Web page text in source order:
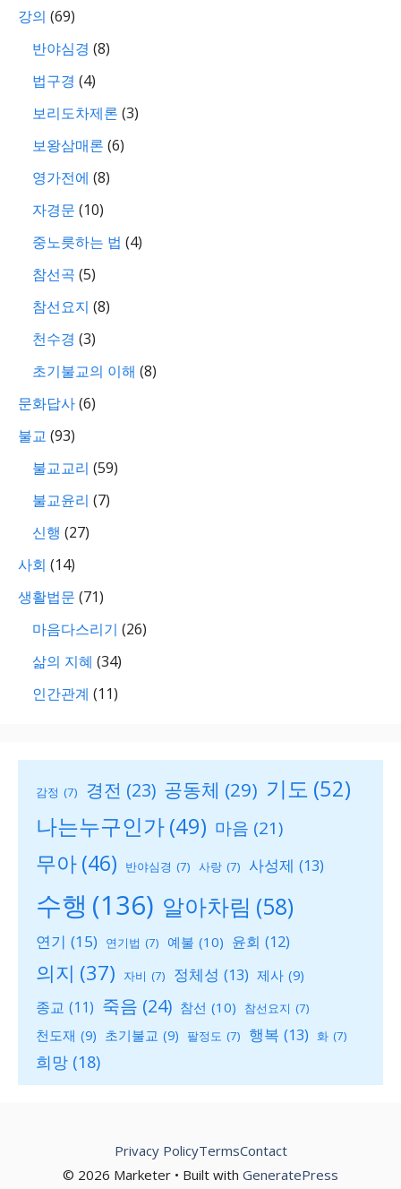
강의 (69)
반야심경 (8)
법구경 (4)
보리도차제론 (3)
보왕삼매론 (6)
영가전에 (8)
자경문 (10)
중노릇하는 법 (4)
참선곡 (5)
참선요지 (8)
천수경 (3)
초기불교의 이해 (8)
문화답사(6)
불교 (93)
불교교리 (59)
불교윤리 (7)
신행 (27)
사회 (14)
생활법문 (71)
마음다스리기 (26)
삶의 지혜 (34)
인간관계 (11)
감정 (7) 경전 (23) 공동체 (29) 기도 (52)
나는누구인가(49) 마음 (21)
무아(46) 반야심경 (7) 사랑 (7) 사성제 (13)
수행 (136) 알아차림 (58)
연기 (15) 연기법 (7) 예불 (10) 윤회 (12)
의지 (37) 자비 (7) 정체성 (13) 제사 (9)
종교 (11) 죽음 (24) 참선 (10) 참선요지 (7)
천도재 (9) 초기불교 (9) 팔정도 (7) 행복 (13) 화 (7)
희망 (18)
© 2026 Marketer • Built with GeneratePress
Privacy PolicyTermsContact